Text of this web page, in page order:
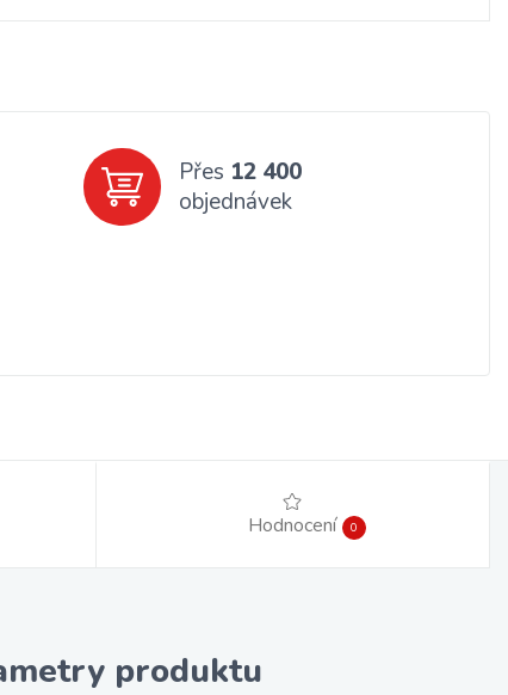
Přes 12 400
objednávek
Hodnocení 0
produktu